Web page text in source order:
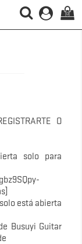
(0)
O
solo para
está abierta
Busuyi Guitar